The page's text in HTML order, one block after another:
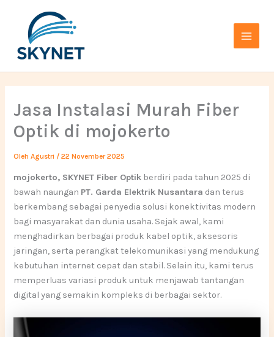
konten
Menu
Jasa Instalasi Murah Fiber
Optik di mojokerto
OlehAgustri /22 November 2025
mojokerto, SKYNET Fiber Optik berdiri pada tahun 2025 di
bawah naungan PT. Garda Elektrik Nusantara dan terus
berkembang sebagai penyedia solusi konektivitas modern
bagi masyarakat dan dunia usaha. Sejak awal, kami
menghadirkan berbagai produk kabel optik, aksesoris
jaringan, serta perangkat telekomunikasi yang mendukung
kebutuhan internet cepat dan stabil. Selain itu, kami terus
memperluas variasi produk untuk menjawab tantangan
digital yang semakin kompleks di berbagai sektor.